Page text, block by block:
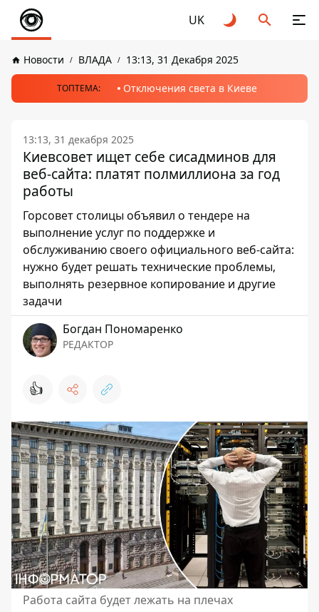
UK
Новости ВЛАДА 13:13, 31 Декабря 2025
ТОПТЕМА: Отключения света в Киеве
13:13, 31 декабря 2025
Киевсовет ищет себе сисадминов для
веб-сайта: платят полмиллиона за год
работы
Горсовет столицы объявил о тендере на
выполнение услуг по поддержке и
обслуживанию своего официального веб-сайта:
нужно будет решать технические проблемы,
выполнять резервное копирование и другие
задачи
Богдан Пономаренко
РЕДАКТОР
👍
Работа сайта будет лежать на плечах